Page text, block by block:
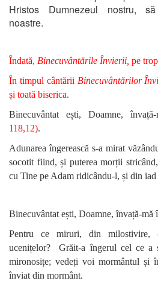
Hristos Dumnezeul nostru,
noastre.
Îndată, Binecuvântările Învierii, pe
În timpul cântării Binecuvântărilor
și toată biserica.
Binecuvântat ești, Doamne,
118,12).
Adunarea îngerească s-a mirat
socotit fiind, și puterea morții
cu Tine pe Adam ridicându-l, și din
Binecuvântat ești, Doamne, învață-mă
Pentru ce miruri, din milostivire,
ucenițelor? Grăit-a îngerul cel ce a
mironosițe; vedeți voi mormântul și
înviat din mormânt.